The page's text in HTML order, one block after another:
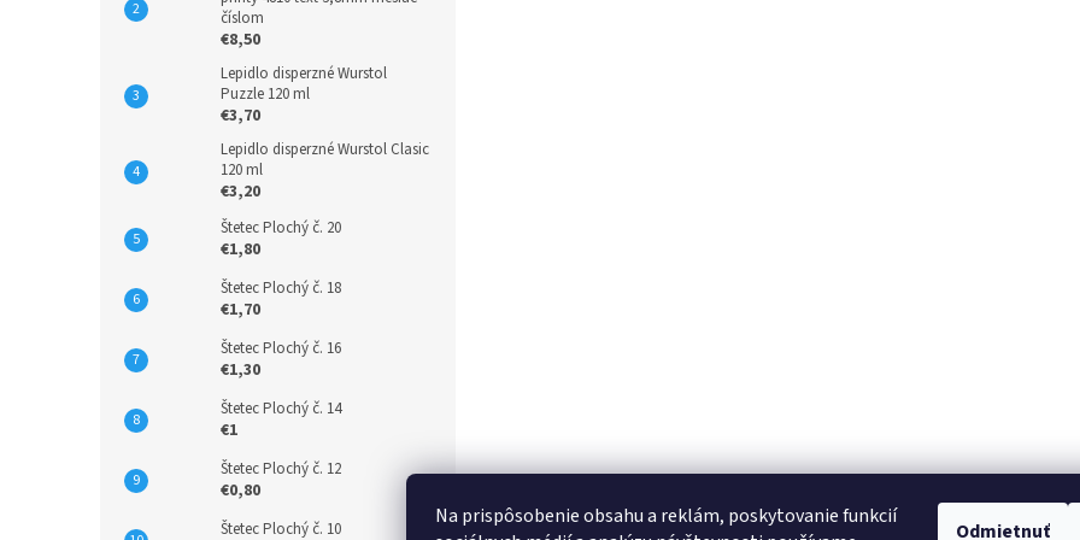
Na prispôsobenie obsahu a reklám, poskytovanie funkcií
Odmietnuť
číslom
€8,50
Lepidlo disperzné Wurstol
Puzzle 120 ml
€3,70
Lepidlo disperzné Wurstol Clasic
120 ml
€3,20
Štetec Plochý č. 20
€1,80
Štetec Plochý č. 18
€1,70
Štetec Plochý č. 16
€1,30
Štetec Plochý č. 14
€1
Štetec Plochý č. 12
€0,80
Štetec Plochý č. 10